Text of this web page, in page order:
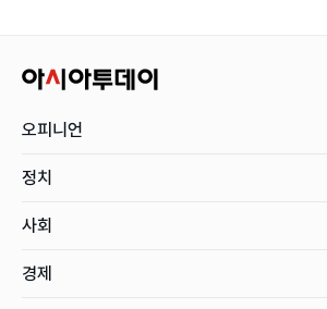
오피니언
정치
사회
경제